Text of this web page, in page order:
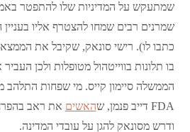
שמתעקש על המדיניות שלו להתפטר
שמרנים רבים שמחו להצטרף אליו
כתבו לו). רישי סונאק, שקיבל את
בו תלונות בווייטהול מטופלות ולכן
הממשלה סיימון קייס. מי שפחות התלהב
FDA דייב פנמן, ש
האשים את ראב
ודרש מסונאק להגן על עובדי המדינה.